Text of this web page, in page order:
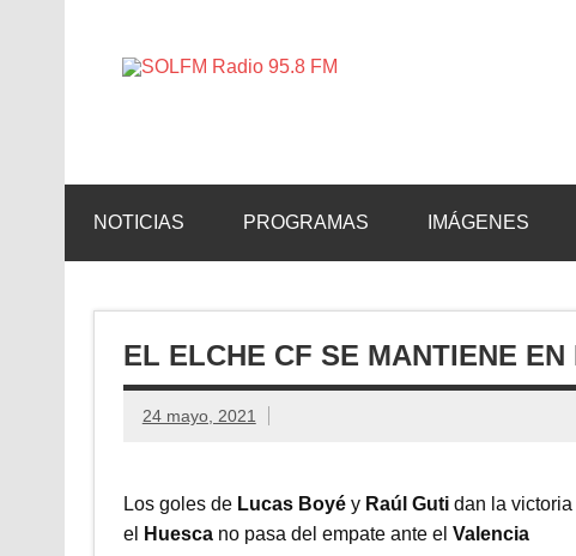
NOTICIAS PROGRAMAS IMÁGENES
EL ELCHE CF SE MANTIENE EN
24 mayo, 2021
Los goles de Lucas Boyé y Raúl Guti dan la
el
Huescano pasa del empate ante el Valencia